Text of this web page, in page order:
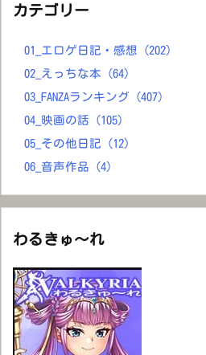
カテゴリー
01_エロゲ日記・感想
(202)
02_えっちな本
(64)
03_FANZAランキング
(407)
04_映画の話
(105)
05_その他日記
(12)
06_音声作品
(4)
わるきゅ～れ